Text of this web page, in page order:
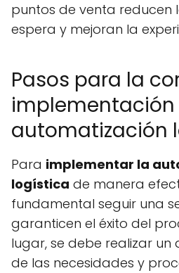
puntos de venta reducen
espera y mejoran la
Pasos para la
implementación
automatización
Para implementar la
logística de manera
fundamental seguir una
garanticen el éxito del
lugar, se debe realizar un
de las necesidades y